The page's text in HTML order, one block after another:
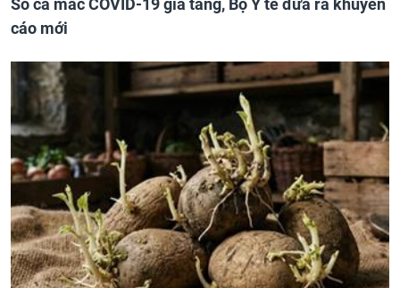
Số ca mắc COVID-19 gia tăng, Bộ Y tế đưa ra khuyến
cáo mới